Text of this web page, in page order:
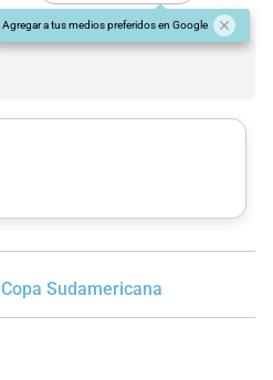
Agregar a tus medios preferidos en Google
Copa Sudamericana